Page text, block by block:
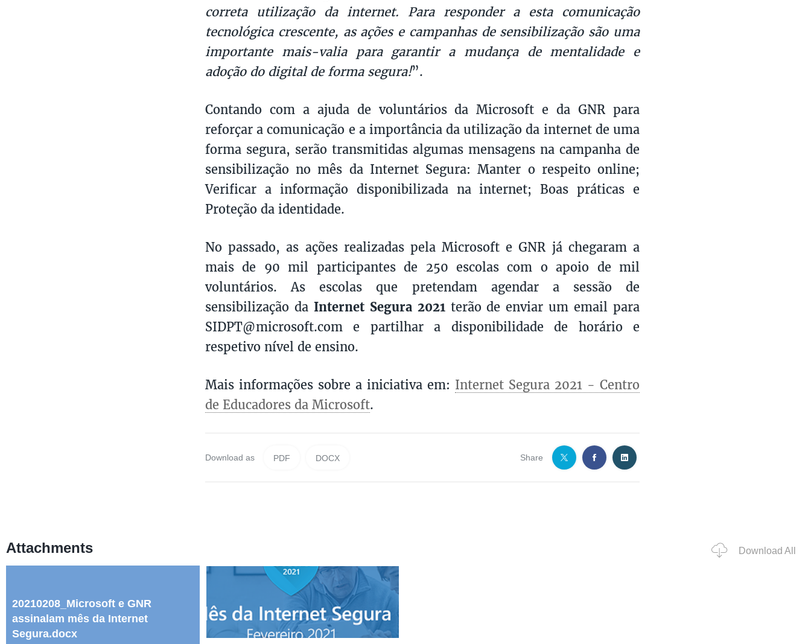
correta utilização da internet. Para responder a esta comunicação
tecnológica crescente, as ações e campanhas de sensibilização são uma
importante mais-valia para garantir a mudança de mentalidade e
adoção do digital de forma segura!”.
Contando com a ajuda de voluntários da Microsoft e da GNR para
reforçar a comunicação e a importância da utilização da internet de uma
forma segura, serão transmitidas algumas mensagens na campanha de
sensibilização no mês da Internet Segura: Manter o respeito online;
Verificar a informação disponibilizada na internet; Boas práticas e
Proteção da identidade.
No passado, as ações realizadas pela Microsoft e GNR já chegaram a
mais de 90 mil participantes de 250 escolas com o apoio de mil
voluntários. As escolas que pretendam agendar a sessão de
sensibilização da Internet Segura 2021terão de enviar um email para
SIDPT@microsoft.com e partilhar a disponibilidade de horário e
respetivo nível de ensino.
Mais informações sobre a iniciativa em: Internet Segura 2021 - Centro
de Educadores da Microsoft.
Download as PDF DOCX Share
Attachments Download All
20210208_Microsoft e GNR
assinalam mês da Internet
Segura.docx